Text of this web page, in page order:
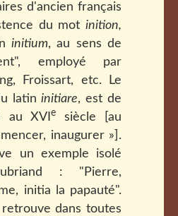
d'ancien français
du mot inition,
initium, au sens de
employé par
Froissart, etc. Le
latininitiare, est de
au XVIe
siècle [au
inaugurer »].
un exemple isolé
: "Pierre,
initia la papauté".
dans toutes